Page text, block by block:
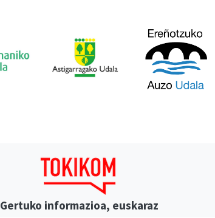
Gertuko informazioa, euskaraz